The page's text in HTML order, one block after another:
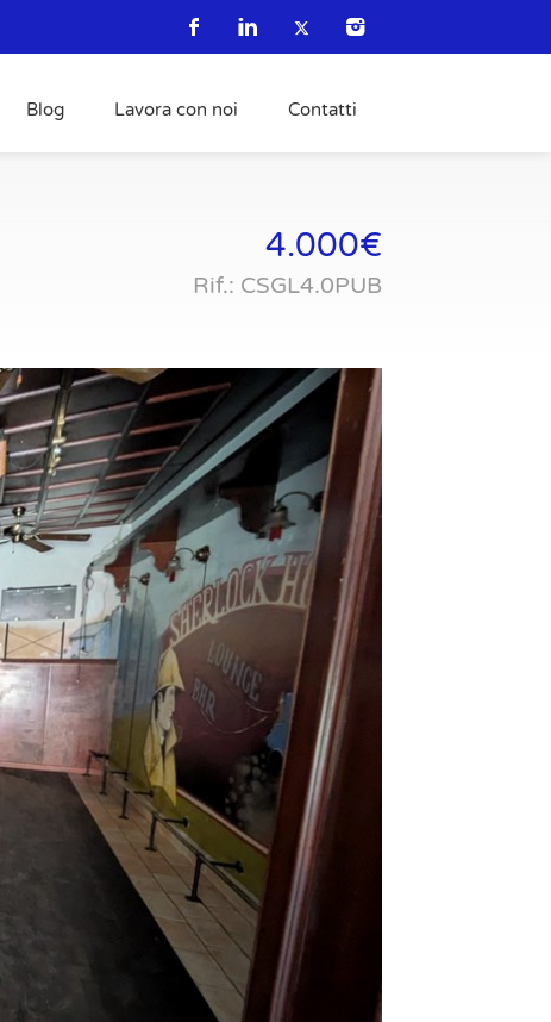
Blog Lavora con noi Contatti
4.000€
Rif.: CSGL4.0PUB